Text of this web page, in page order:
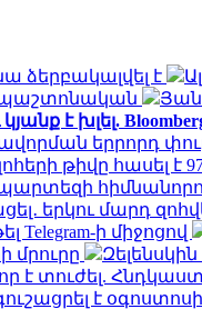
ձերբակալվել է
պաշտոնական
Յան
է խլել.
երրորդ
թիվը հասել է
երկու մարդ
Telegram-ի միջոցով
մրուրը
է տուժել.
է